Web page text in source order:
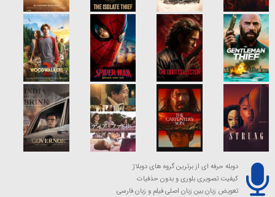
دوبله حرفه ای از برترین گروه های دوبلاژ
کیفیت تصویری بلوری و بدون حذفیات
تعویض زبان بین زبان اصلی فیلم و زبان فارسی